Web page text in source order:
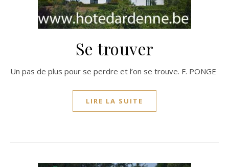
Se trouver
Un pas de plus pour se perdre et l’on se trouve. F. PONGE
LIRE LA SUITE